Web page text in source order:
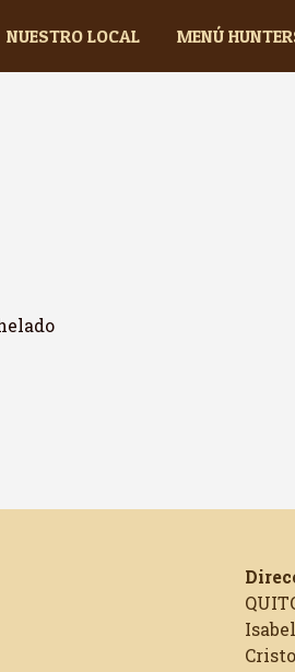
NUESTRO LOCAL MENÚ